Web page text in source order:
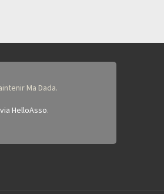
Ma Dada.
via HelloAsso.